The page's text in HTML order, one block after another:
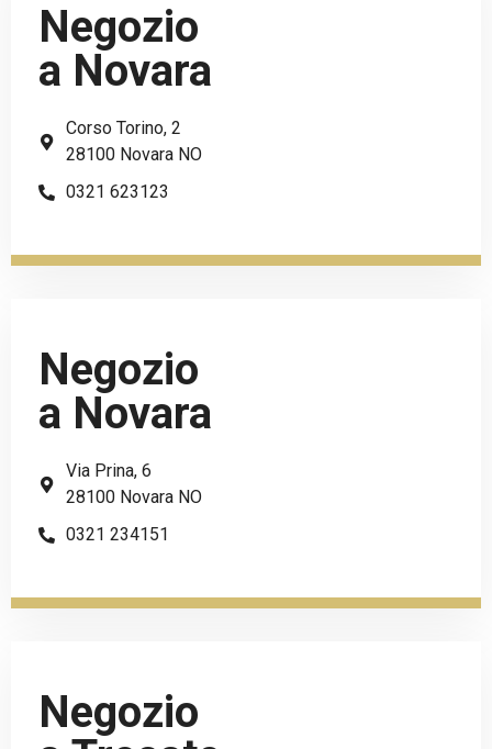
Negozio
a Novara
Corso Torino, 2
28100 Novara NO
0321 623123
Negozio
a Novara
Via Prina, 6
28100 Novara NO
0321 234151
Negozio